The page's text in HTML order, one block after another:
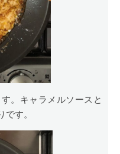
。キャラメルソースと
す。